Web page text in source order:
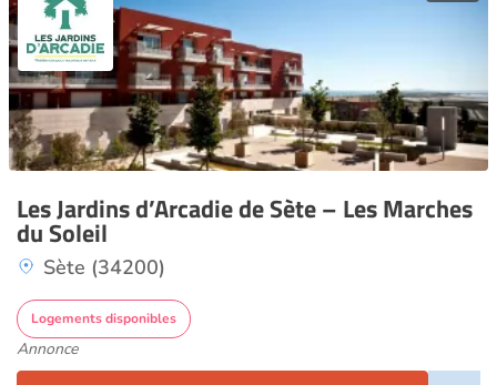
Les Jardins d’Arcadie de Sète – Les Marches
du Soleil
Sète (34200)
Logements disponibles
Annonce